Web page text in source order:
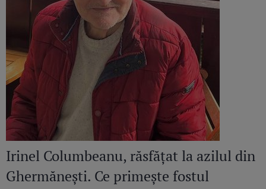
Irinel Columbeanu, răsfățat la azilul din
Ghermănești. Ce primește fostul